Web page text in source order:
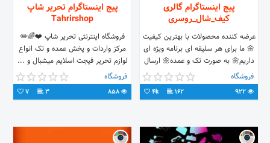
پیج اینستاگرام گالری
کیف_شال_روسری
عرضه کننده محصولات با بهترین کیفیت
🌼 ما برای هر سلیقه ای برنامه ویژه ای
داریم🌼 به صورت تک و عمده🌼 ارسال
به سراسر دنیا 🌼
فروشگاه
162
4k
پیج اینستاگرام تحریر شاپ
Tahrirshop
فروشگاه اینترنتی تحریر شاپ ❤️🌈✏️
مرکز واردات و پخش عمده و تک انواع
لوازم تحریر فیجت اسلایم میشبال و ...
تک فروشی به قینت عمدهفروشگاه
3
7